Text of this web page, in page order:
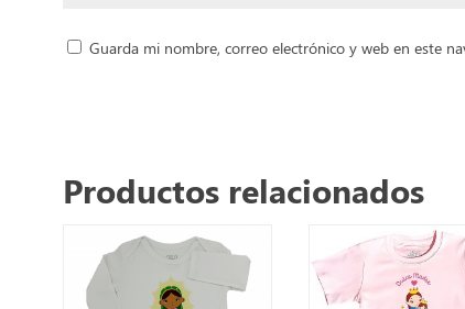
Guarda mi nombre, correo electrónico y web en este
Productos relacionados